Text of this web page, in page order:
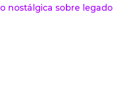
nostálgica sobre legado